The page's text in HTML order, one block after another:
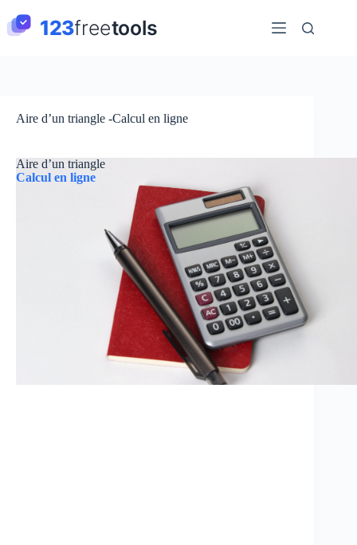
au
contenu
Aire d’un triangle -Calcul en ligne
Aire d’un triangle
Calcul en ligne